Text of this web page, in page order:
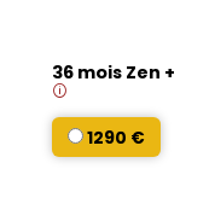
36 mois Zen +
1290 €